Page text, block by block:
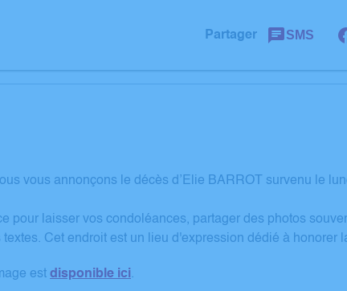
Partager SMS
vous annonçons le décès d’Elie BARROT survenu le
pour laisser vos condoléances, partager des photos
Cet endroit est un lieu d'expression dédié à honorer
est disponible ici.